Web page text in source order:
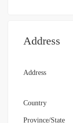
Address
Address
Country
Province/State